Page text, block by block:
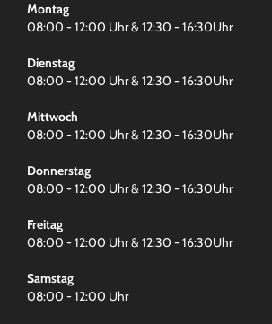
Montag
08:00 - 12:00 Uhr & 12:30 - 16:30Uhr
Dienstag
08:00 - 12:00 Uhr & 12:30 - 16:30Uhr
Mittwoch
08:00 - 12:00 Uhr & 12:30 - 16:30Uhr
Donnerstag
08:00 - 12:00 Uhr & 12:30 - 16:30Uhr
Freitag
08:00 - 12:00 Uhr & 12:30 - 16:30Uhr
Samstag
08:00 - 12:00 Uhr